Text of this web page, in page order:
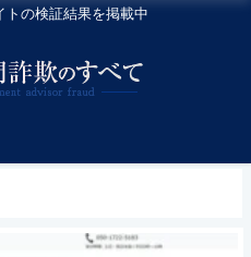
トの検証結果を掲載中